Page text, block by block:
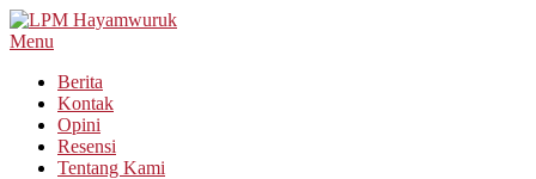
Skip
To
Menu
Berita
Kontak
Opini
Resensi
Tentang Kami